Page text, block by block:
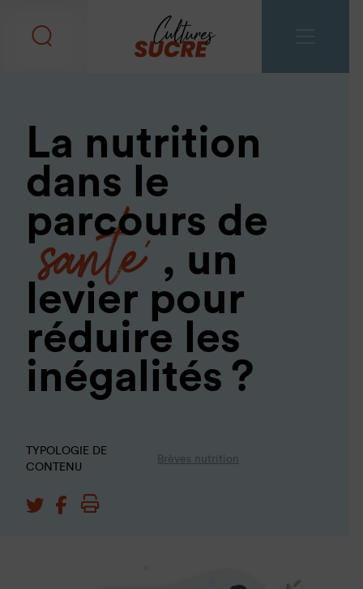
La nutrition
dans le
parcours de
santé , un
levier pour
réduire les
inégalités ?
TYPOLOGIE DE
CONTENU
Brèves nutrition